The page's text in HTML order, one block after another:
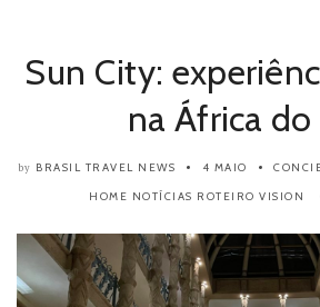
Sun City:
na África
by BRASIL TRAVEL NEWS 4 MAIO
HOME NOTÍCIAS ROTEIRO VISION